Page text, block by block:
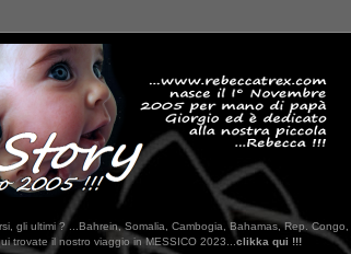
gli ultimi ? ...Bahrein, Somalia, Cambogia, Bahamas, Rep.
in MESSICO 2023...clikka qui !!!